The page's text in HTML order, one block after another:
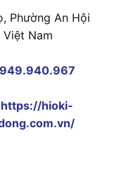
Phường An Hội
Nam
https://hioki-